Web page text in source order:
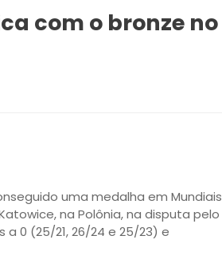
com o bronze no
uma medalha em Mundiais
na Polônia, na disputa pelo
0 (25/21, 26/24 e 25/23) e